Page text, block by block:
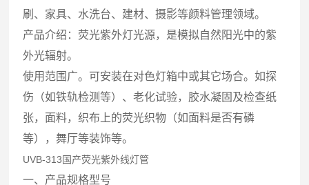
刷、家具、水洗台、建材、摄影等颜料管理领域。
产品介绍：荧光紫外灯光源，是模拟自然阳光中的紫
外光辐射。
使用范围广。可安装在对色灯箱中或其它场合。如探
伤（如铁轨检测等）、老化试验，胶水凝固及检查纸
张，面料，织布上的荧光织物（如面料是否有磷
等），舞厅等装饰等。
UVB-313国产荧光紫外线灯管
一、产品规格型号